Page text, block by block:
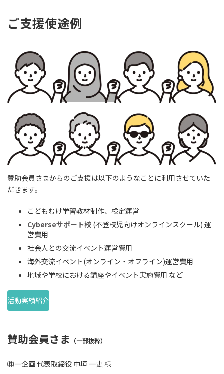
ご支援使途例
賛助会員さまからのご支援は以下のようなことに利用させていた
だきます。
こどもむけ学習教材制作、検定運営
Cyberseサポート校 (不登校児向けオンラインスクール) 運
営費用
社会人との交流イベント運営費用
海外交流イベント(オンライン・オフライン)運営費用
地域や学校における講座やイベント実施費用 など
活動実績紹介
賛助会員さま （一部抜粋）
㈱一企画 代表取締役 中垣 一史 様